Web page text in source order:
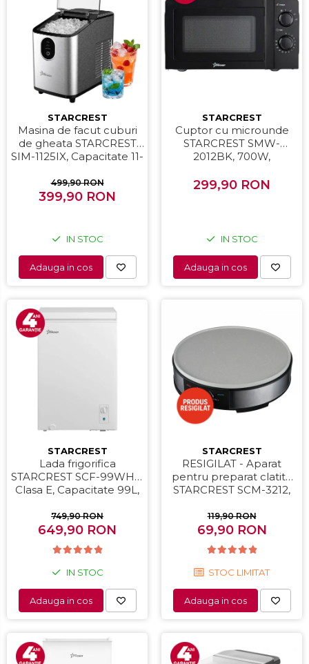
STARCREST
Masina de facut cuburi
de gheata STARCREST
SIM-1125IX, Capacitate 11-
detasabil, Rezervor apa
0.8 l, Inox
499,90 RON
399,90 RON
IN STOC
Adauga in cos
STARCREST
Cuptor cu microunde
STARCREST SMW-
2012BK, 700W,
mecanic, 6 Trepte de
putere, Negru
299,90 RON
IN STOC
Adauga in cos
STARCREST
Lada frigorifica
STARCREST SCF-99WHE,
Clasa E, Capacitate 99L,
functie frigider,
Termostat reglabil, Alb
749,90 RON
649,90 RON
IN STOC
Adauga in cos
STARCREST
RESIGILAT - Aparat
pentru preparat clatite
STARCREST SCM-3212,
ceramic antiaderent, 30
cm, Inox / Negru
119,90 RON
69,90 RON
STOC LIMITAT
Adauga in cos